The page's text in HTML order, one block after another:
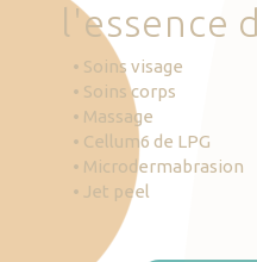
'essence d
• Soins visage
• Soins corps
• Massage
• Cellum6 de LPG
• Microdermabrasion
• Jet peel